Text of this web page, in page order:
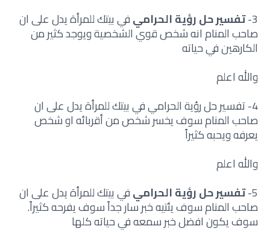
3- تفسير حل رؤية الحراميفي بيتك للمرأة يدل على ان
صاحب المنام انه شخص قوي الشخصية ويوجد كثير من
الكارهين في حياته
والله اعلم
4- تفسير حل رؤية الحرامي في بيتك للمرأة يدل على ان
صاحب المنام سوف يخسر شخص من أقربائه او شخص
يعرفه ويحبه كثيراً
والله اعلم
5- تفسير حل رؤية الحراميفي بيتك للمرأة يدل على ان
صاحب المنام سوف يئتيه خبر سار جداً سوف يفرحه كثيراً.
سوف يكون افضل خبر سمعه في حياته كلها